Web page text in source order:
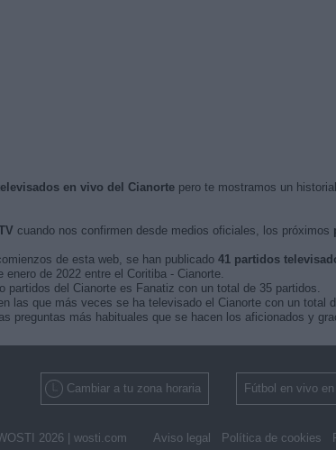
en vivo del Cianortepero te mostramos un
cuando nos confirmen desde medios oficiales, los próximos
de esta web, se han publicado 41 partidos
de 2022 entre el Coritiba - Cianorte.
partidos del Cianorte es Fanatiz con un total de 35 partidos.
las que más veces se ha televisado el Cianorte con un total
preguntas más habituales que se hacen los aficionados y
Cambiar a tu zona horaria Fútbol en vivo
2026 | wosti.com Aviso legal Política de cookies